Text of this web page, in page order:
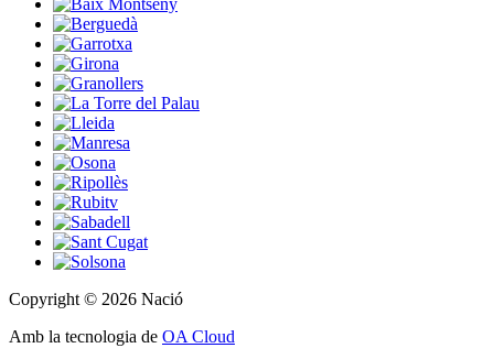
Copyright © 2026 Nació
Amb la tecnologia de OA Cloud